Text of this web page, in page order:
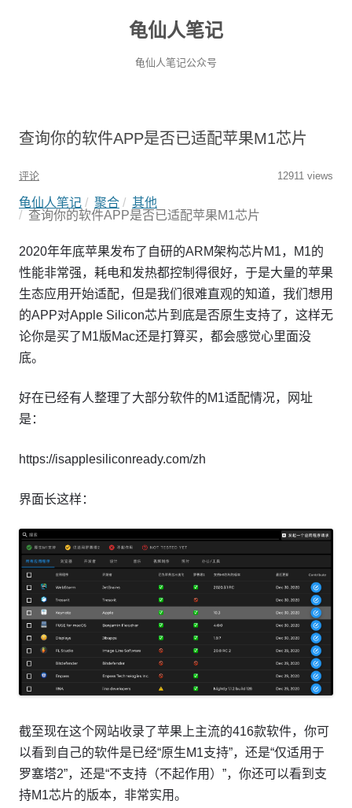
龟仙人笔记
龟仙人笔记公众号
查询你的软件APP是否已适配苹果M1芯片
评论 12911 views
龟仙人笔记 聚合
其他
查询你的软件APP是否已适配苹果M1芯片
2020年年底苹果发布了自研的ARM架构芯片M1，M1的
性能非常强，耗电和发热都控制得很好，于是大量的苹果
生态应用开始适配，但是我们很难直观的知道，我们想用
的APP对Apple Silicon芯片到底是否原生支持了，这样无
论你是买了M1版Mac还是打算买，都会感觉心里面没
底。
好在已经有人整理了大部分软件的M1适配情况，网址
是：
https://isapplesiliconready.com/zh
界面长这样：
截至现在这个网站收录了苹果上主流的416款软件，你可
以看到自己的软件是已经“原生M1支持”，还是“仅适用于
罗塞塔2”，还是“不支持（不起作用）”，你还可以看到支
持M1芯片的版本，非常实用。